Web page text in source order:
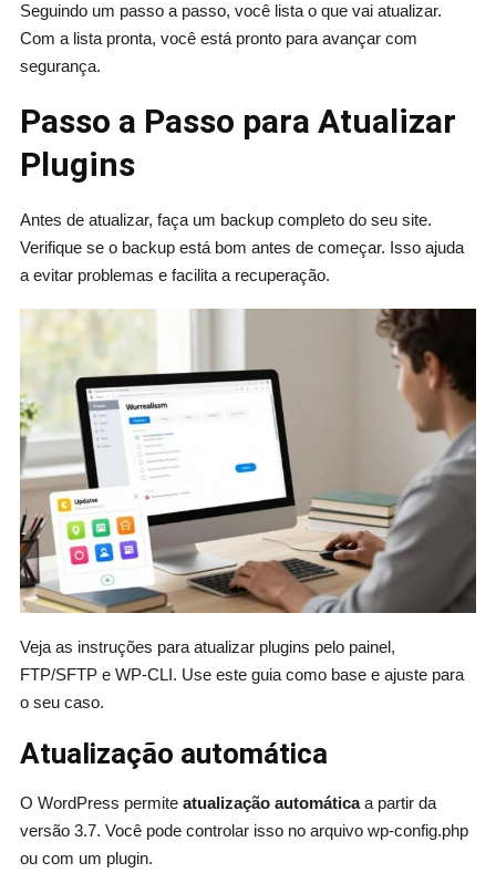
Seguindo um passo a passo, você lista o que vai atualizar.
Com a lista pronta, você está pronto para avançar com
segurança.
Passo a Passo para Atualizar
Plugins
Antes de atualizar, faça um backup completo do seu site.
Verifique se o backup está bom antes de começar. Isso ajuda
a evitar problemas e facilita a recuperação.
Veja as instruções para atualizar plugins pelo painel,
FTP/SFTP e WP-CLI. Use este guia como base e ajuste para
o seu caso.
Atualização automática
O WordPress permite atualização automáticaa partir da
versão 3.7. Você pode controlar isso no arquivo wp-config.php
ou com um plugin.